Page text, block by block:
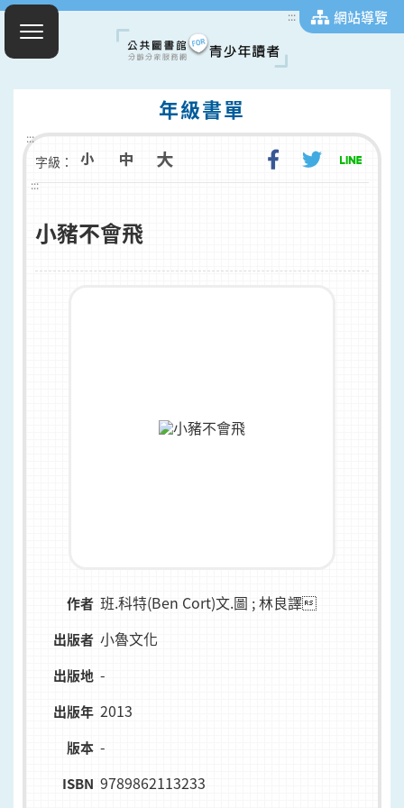
::: 網站導覽
年級書單
:::
字級：
:::
小豬不會飛
作者 班.科特(Ben Cort)文.圖 ; 林良譯
出版者 小魯文化
出版地 -
出版年 2013
版本 -
ISBN 9789862113233